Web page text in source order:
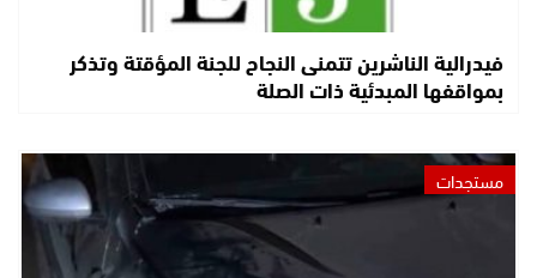
فيدرالية الناشرين تتمنى النجاح للجنة المؤقتة وتذكر
بمواقفها المبدئية ذات الصلة
مستجدات